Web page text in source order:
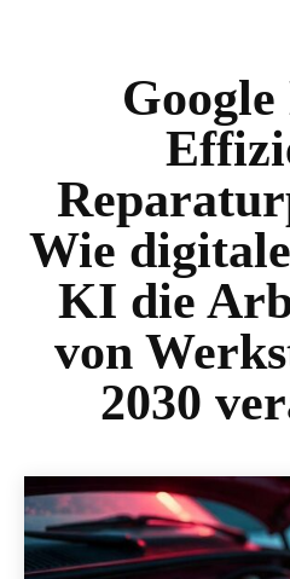
Google
Wie
KI die
von
2030